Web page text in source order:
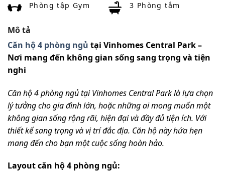
Phòng tập Gym 3 Phòng tắm
Mô tả
Căn hộ 4 phòng ngủ tại Vinhomes Central Park –
Nơi mang đến không gian sống sang trọng và tiện
nghi
Căn hộ 4 phòng ngủ tại Vinhomes Central Park là lựa chọn
lý tưởng cho gia đình lớn, hoặc những ai mong muốn một
không gian sống rộng rãi, hiện đại và đầy đủ tiện ích. Với
thiết kế sang trọng và vị trí đắc địa. Căn hộ này hứa hẹn
mang đến cho bạn một cuộc sống hoàn hảo.
Layout căn hộ 4 phòng ngủ: